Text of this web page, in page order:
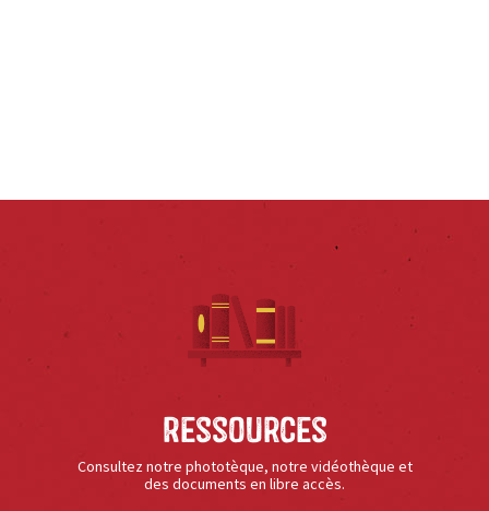
Ressources
Consultez notre phototèque, notre vidéothèque et
des documents en libre accès.